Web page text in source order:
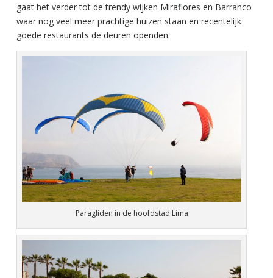
gaat het verder tot de trendy wijken Miraflores en Barranco
waar nog veel meer prachtige huizen staan en recentelijk
goede restaurants de deuren openden.
Paragliden in de hoofdstad Lima